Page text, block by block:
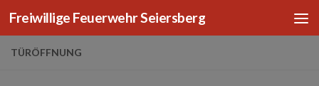
Zum Inhalt springen
Freiwillige Feuerwehr Seiersberg
TÜRÖFFNUNG